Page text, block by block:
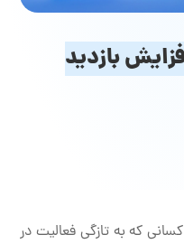
بازدید
کسانی که به تازگی فعالیت در